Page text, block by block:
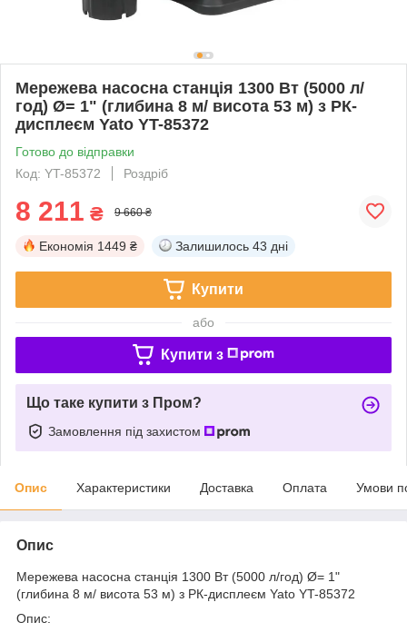
Мережева насосна станція 1300 Вт (5000 л/
год) Ø= 1" (глибина 8 м/ висота 53 м) з РК-
дисплеєм Yato YT-85372
Готово до відправки
Код: YT-85372
Роздріб
8 211 ₴ 9 660 ₴
Економія 1449 ₴ Залишилось 43 дні
Купити
або
Купити з
Що таке купити з Пром?
Замовлення під захистом
Опис Характеристики Доставка Оплата Умови
Опис
Мережева насосна станція 1300 Вт (5000 л/год) Ø= 1"
(глибина 8 м/ висота 53 м) з РК-дисплеєм Yato YT-85372
Опис: